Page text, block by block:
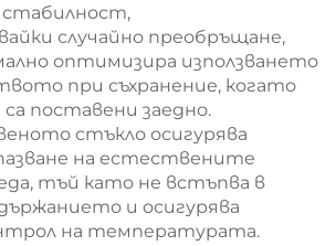
стабилност,
случайно преобръщане,
оптимизира използването
при съхранение, когато
са поставени заедно.
стъкло осигурява
на естествените
тъй като не встъпва в
и осигурява
на температурата.